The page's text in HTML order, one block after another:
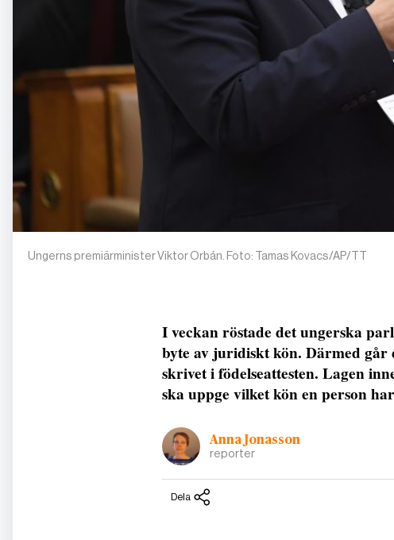
Ungerns premiärminister Viktor Orbán. Foto: Tamas Kovacs/AP/TT
I veckan röstade det ungerska
byte av juridiskt kön. Därmed går
skrivet i födelseattesten. Lagen
ska uppge vilket kön en person
Anna Jonasson
reporter
Dela